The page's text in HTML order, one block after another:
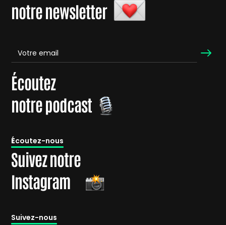
notre newsletter
Écoutez
notre podcast
Écoutez-nous
Suivez notre
Instagram
Suivez-nous